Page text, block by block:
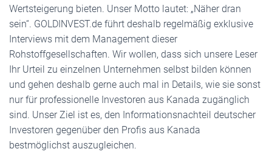
Wertsteigerung bieten. Unser Motto lautet: „Näher dran
sein“. GOLDINVEST.de führt deshalb regelmäßig exklusive
Interviews mit dem Management dieser
Rohstoffgesellschaften. Wir wollen, dass sich unsere Leser
Ihr Urteil zu einzelnen Unternehmen selbst bilden können
und gehen deshalb gerne auch mal in Details, wie sie sonst
nur für professionelle Investoren aus Kanada zugänglich
sind. Unser Ziel ist es, den Informationsnachteil deutscher
Investoren gegenüber den Profis aus Kanada
bestmöglichst auszugleichen.